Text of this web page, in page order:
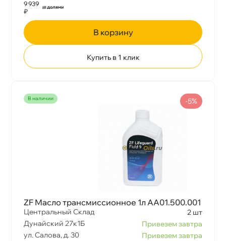
9 939
₽
корзину
Купить в 1 клик
наличии
ZF Масло трансмиссионное 1л AA01.500.001
Центральный Склад
2 шт
Дунайский 27к1Б
Привезем завтра
ул. Салова, д. 30
Привезем завтра
-5%